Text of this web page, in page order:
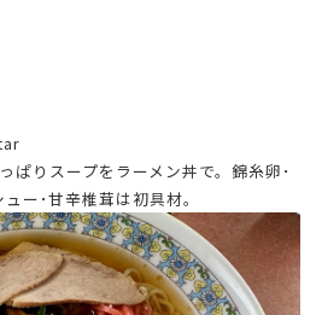
ぱりスープをラーメン丼で。錦糸卵･
ー･甘辛椎茸は初具材。